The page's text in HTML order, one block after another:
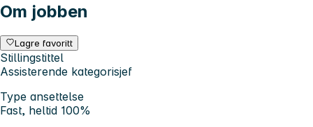
Om jobben
Lagre favoritt
Stillingstittel
Assisterende kategorisjef
Type ansettelse
Fast, heltid 100%